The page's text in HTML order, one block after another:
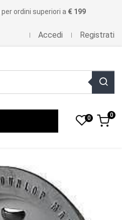
per ordini superiori a € 199
Accedi Registrati
0 0